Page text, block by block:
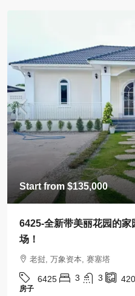
Start from$135,000
6425-全新带美丽花园的
场！
老挝, 万象资本, 赛塞塔
6425 3 3 420
房子